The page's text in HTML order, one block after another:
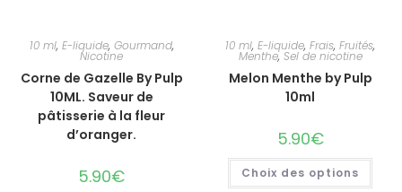
10 ml, E-liquide, Gourmand,
Nicotine
Corne de Gazelle By Pulp
10ML. Saveur de
pâtisserie à la fleur
d’oranger.
5.90€
10 ml,E-liquide,Frais,Fruités,
Menthe, Sel de nicotine
Melon Menthe by Pulp
10ml
5.90€
Choix des options